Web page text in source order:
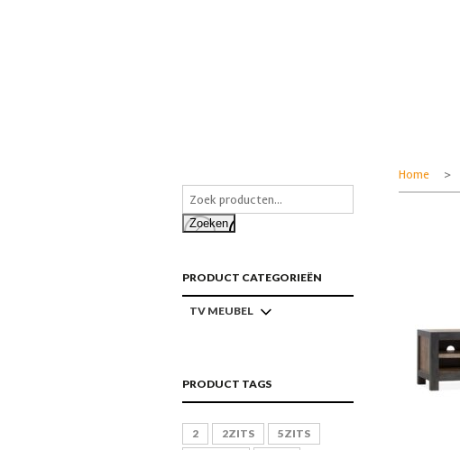
Home >
Zoeken
PRODUCT CATEGORIEËN
TV MEUBEL
PRODUCT TAGS
2 2ZITS
5ZITS